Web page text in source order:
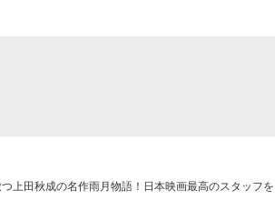
上田秋成の名作雨月物語！日本映画最高のスタッフを